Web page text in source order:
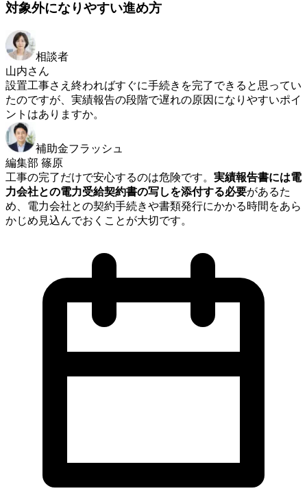
対象外になりやすい進め方
相談者
山内さん
設置工事さえ終わればすぐに手続きを完了できると思ってい
たのですが、実績報告の段階で遅れの原因になりやすいポイ
ントはありますか。
補助金フラッシュ
編集部 篠原
工事の完了だけで安心するのは危険です。 実績報告書には電
力会社との電力受給契約書の写しを添付する必要があるた
め、電力会社との契約手続きや書類発行にかかる時間をあら
かじめ見込んでおくことが大切です。